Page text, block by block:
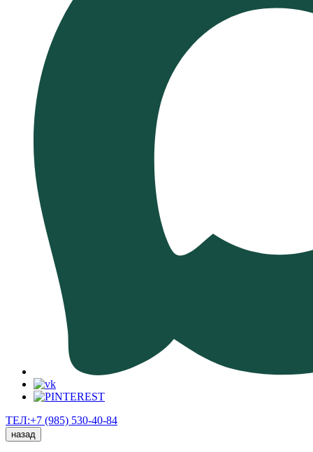
ТЕЛ:+7 (985) 530-40-84
назад